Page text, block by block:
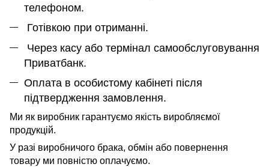
телефоном.
Готівкою при отриманні.
Через касу або термінал самообслуговування
Приватбанк.
Оплата в особистому кабінеті після
підтвердження замовлення.
Ми як виробник гарантуємо якість виробляємої
продукцій.
У разі виробничого брака, обмін або повернення
товару ми повністю оплачуємо.